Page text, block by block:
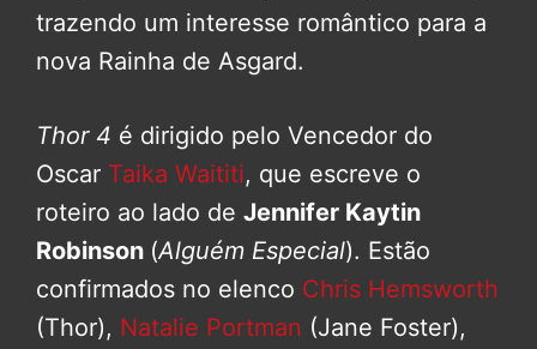
trazendo um interesse romântico para a
nova Rainha de Asgard.
Thor 4 é dirigido pelo Vencedor do
Oscar Taika Waititi, que escreve o
roteiro ao lado de Jennifer Kaytin
Robinson (Alguém Especial). Estão
confirmados no elenco Chris Hemsworth
(Thor), Natalie Portman (Jane Foster),